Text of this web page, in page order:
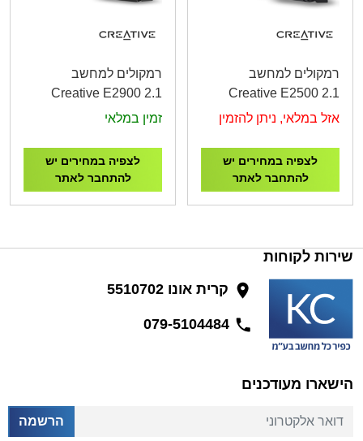
רמקולים למחשב
Creative E2500 2.1
Bluetooth 31W RMS
אזל במלאי, ניתן להזמין
לצפיה במחירים יש
להתחבר לאתר
רמקולים למחשב
Creative E2900 2.1
Bluetooth 60W RMS
זמין במלאי
לצפיה במחירים יש
להתחבר לאתר
שירות לקוחות
קרית אונו 5510702
הישארו מעודכנים
דואר אלקטרוני הרשמה